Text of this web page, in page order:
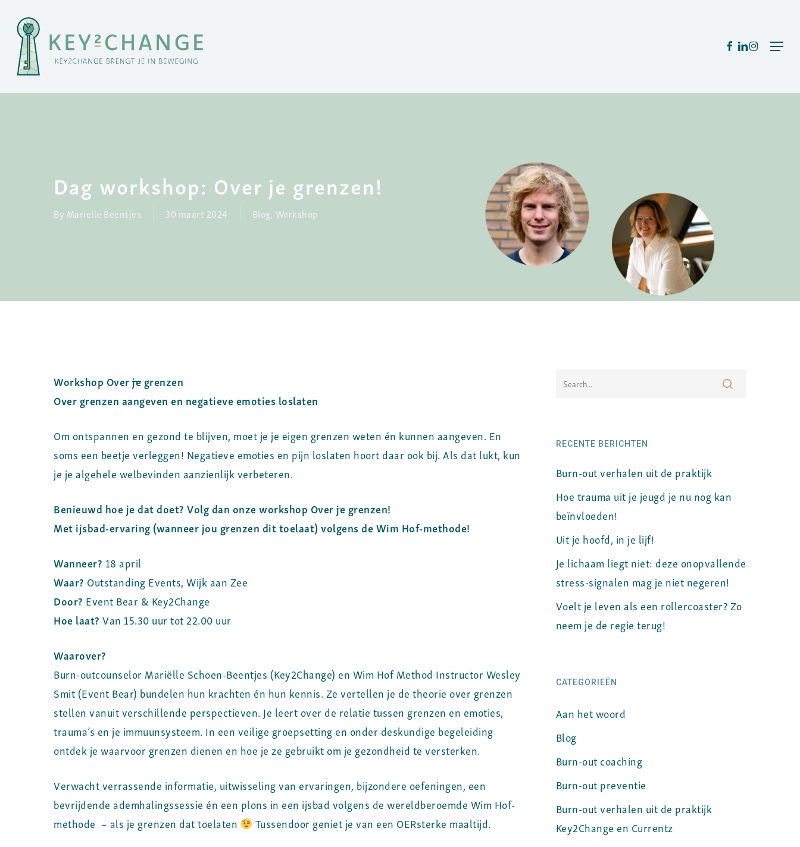
main
content
Menu
FACEBOOK
LINKEDIN
Dag workshop: Over je grenzen!
By Marielle Beentjes 30 maart 2024 Blog, Workshop
Workshop Overje grenzen
Over grenzen aangeven en negatieve emoties loslaten
Om ontspannen en gezond te blijven, moet je je eigen grenzen weten én kunnen aangeven. En
soms een beetje verleggen! Negatieve emoties en pijn loslaten hoort daar ook bij. Als dat lukt, kun
je je algehele welbevinden aanzienlijk verbeteren.
Benieuwd hoe je dat doet? Volg dan onze workshop Overje grenzen!
Met ijsbad-ervaring (wanneer jou grenzen dit toelaat) volgens de Wim Hof-methode!
Wanneer? 18 april
Waar? Outstanding Events, Wijk aan Zee
Door? Event Bear & Key2Change
Hoe laat? Van 15.30 uur tot 22.00 uur
Waarover?
Burn-outcounselor Mariëlle Schoen-Beentjes (Key2Change) en Wim Hof Method Instructor Wesley
Smit (Event Bear) bundelen hun krachten én hun kennis. Ze vertellen je de theorie over grenzen
stellen vanuit verschillende perspectieven. Je leert over de relatie tussen grenzen en emoties,
trauma’s en je immuunsysteem. In een veilige groepsetting en onder deskundige begeleiding
ontdek je waarvoor grenzen dienen en hoe je ze gebruikt om je gezondheid te versterken.
Verwacht verrassende informatie, uitwisseling van ervaringen, bijzondere oefeningen, een
bevrijdende ademhalingssessie én een plons in een ijsbad volgens de wereldberoemde Wim Hof-
methode – als je grenzen dat toelaten
Tussendoor geniet je van een OERsterke maaltijd.
RECENTE BERICHTEN
Burn-out verhalen uit de praktijk
Hoe trauma uit je jeugd je nu nog kan
beïnvloeden!
Uit je hoofd, in je lijf!
Je lichaam liegt niet: deze onopvallende
stress-signalen mag je niet negeren!
Voelt je leven als een rollercoaster? Zo
neem je de regie terug!
CATEGORIEËN
Aan het woord
Blog
Burn-out coaching
Burn-out preventie
Burn-out verhalen uit de praktijk
Key2Change en Currentz